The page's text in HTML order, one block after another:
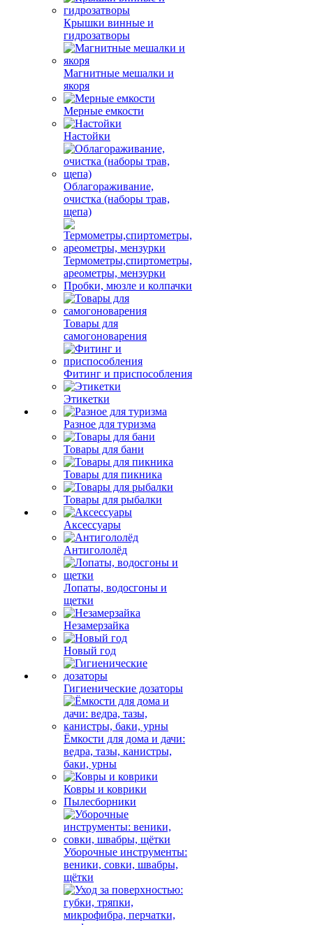
Крышки винные и
гидрозатворы
Магнитные мешалки и
якоря
Мерные емкости
Настойки
Облагораживание,
очистка (наборы трав,
щепа)
Термометры,спиртометры,
ареометры, мензурки
Пробки, мюзле и колпачки
Товары для
самогоноварения
Фитинг и приспособления
Этикетки
Разное для туризма
Товары для бани
Товары для пикника
Товары для рыбалки
Аксессуары
Антигололёд
Лопаты, водосгоны и
щетки
Незамерзайка
Новый год
Гигиенические дозаторы
Ёмкости для дома и дачи:
ведра, тазы, канистры,
баки, урны
Ковры и коврики
Пылесборники
Уборочные инструменты:
веники, совки, швабры,
щётки